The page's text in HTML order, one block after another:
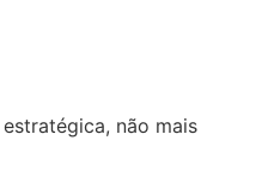
não mais